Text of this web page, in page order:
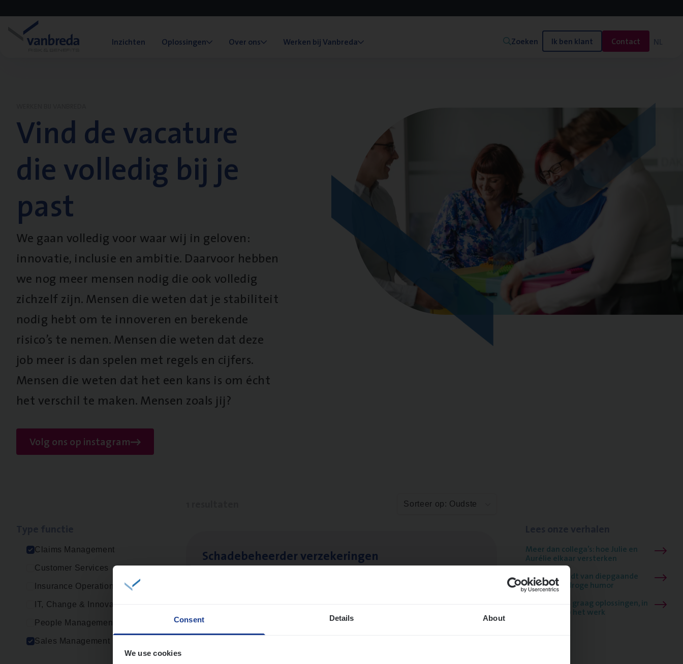
Consent Details About
We use cookies
Inzichten Oplossingen Over ons Werken bij Vanbreda Zoeken Ik ben klant Contact NL
Vind de vacature
die volledig bij je
past
We gaan volledig voor waar wij in geloven:
innovatie, inclusie en ambitie. Daarvoor hebben
we nog meer mensen nodig die ook volledig
zichzelf zijn. Mensen die weten dat je stabiliteit
nodig hebt om te innoveren en berekende
risico’s te nemen. Mensen die weten dat deze
job meer is dan spelen met regels en cijfers.
Mensen die weten dat het een kans is om écht
het verschil te maken. Mensen zoals jij?
Volg ons op instagram
Claims Management
Customer Services
Insurance Operations
IT, Change & Innovation
People Management
Sales Management
Sorteer op: Oudste
Scha­de­be­heer­der verzekeringen Meer dan collega’s: hoe Julie en
Aurélie elkaar versterken
Mathias houdt van diepgaande
dossiers én droge humor
Thalia zoekt graag oplossingen, in
games én op het werk